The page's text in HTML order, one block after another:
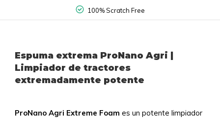
100% Non Contact
Espuma extrema ProNano Agri |
Limpiador de tractores
extremadamente potente
ProNano Agri Extreme Foam es un potente limpiador